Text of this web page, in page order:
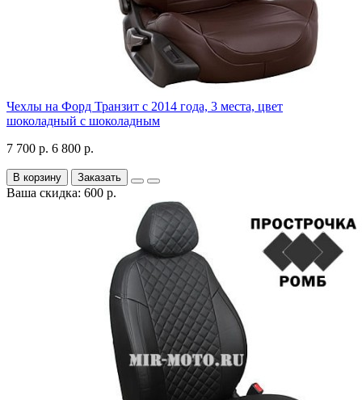
Чехлы на Форд Транзит с 2014 года, 3 места, цвет
шоколадный с шоколадным
7 700 р. 6 800 р.
В корзину Заказать
Ваша скидка: 600 р.